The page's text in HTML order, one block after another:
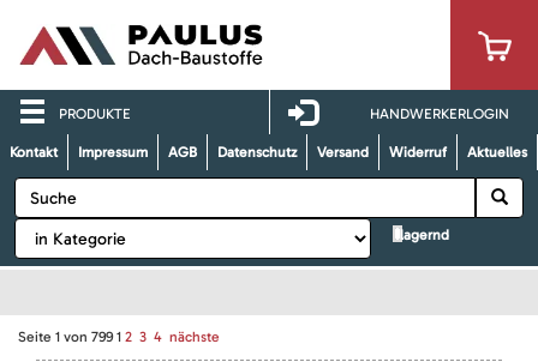
PRODUKTE HANDWERKERLOGIN
Kontakt Impressum AGB Datenschutz Versand Widerruf Aktuelles
lagernd
Seite 1 von 799 1 2 3 4 nächste